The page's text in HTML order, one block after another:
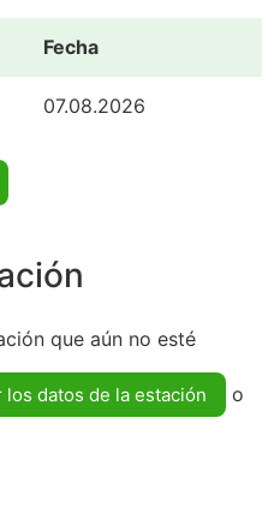
Fecha
07.08.2026
que aún no esté
los datos de la estación
o